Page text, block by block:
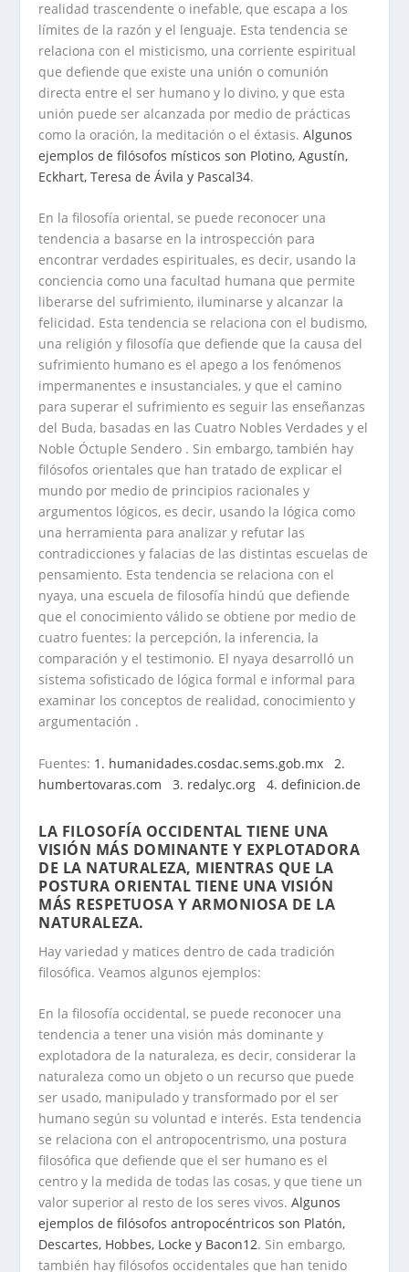
realidad trascendente o inefable, que escapa a los
límites de la razón y el lenguaje. Esta tendencia se
relaciona con el misticismo, una corriente espiritual
que defiende que existe una unión o comunión
directa entre el ser humano y lo divino, y que esta
unión puede ser alcanzada por medio de prácticas
como la oración, la meditación o el éxtasis.Algunos
ejemplos de filósofos místicos son Plotino, Agustín,
Eckhart, Teresa de Ávila y Pascal34.
En la filosofía oriental, se puede reconocer una
tendencia a basarse en la introspección para
encontrar verdades espirituales, es decir, usando la
conciencia como una facultad humana que permite
liberarse del sufrimiento, iluminarse y alcanzar la
felicidad. Esta tendencia se relaciona con el budismo,
una religión y filosofía que defiende que la causa del
sufrimiento humano es el apego a los fenómenos
impermanentes e insustanciales, y que el camino
para superar el sufrimiento es seguir las enseñanzas
del Buda, basadas en las Cuatro Nobles Verdades y el
Noble Óctuple Sendero . Sin embargo, también hay
filósofos orientales que han tratado de explicar el
mundo por medio de principios racionales y
argumentos lógicos, es decir, usando la lógica como
una herramienta para analizar y refutar las
contradicciones y falacias de las distintas escuelas de
pensamiento. Esta tendencia se relaciona con el
nyaya, una escuela de filosofía hindú que defiende
que el conocimiento válido se obtiene por medio de
cuatro fuentes: la percepción, la inferencia, la
comparación y el testimonio. El nyaya desarrolló un
sistema sofisticado de lógica formal e informal para
examinar los conceptos de realidad, conocimiento y
argumentación .
Fuentes: 1. humanidades.cosdac.sems.gob.mx 2.
humbertovaras.com3. redalyc.org4. definicion.de
LA FILOSOFÍA OCCIDENTAL TIENE UNA
VISIÓN MÁS DOMINANTE Y EXPLOTADORA
DE LA NATURALEZA, MIENTRAS QUE LA
POSTURA ORIENTAL TIENE UNA VISIÓN
MÁS RESPETUOSA Y ARMONIOSA DE LA
NATURALEZA.
Hay variedad y matices dentro de cada tradición
filosófica. Veamos algunos ejemplos:
En la filosofía occidental, se puede reconocer una
tendencia a tener una visión más dominante y
explotadora de la naturaleza, es decir, considerar la
naturaleza como un objeto o un recurso que puede
ser usado, manipulado y transformado por el ser
humano según su voluntad e interés. Esta tendencia
se relaciona con el antropocentrismo, una postura
filosófica que defiende que el ser humano es el
centro y la medida de todas las cosas, y que tiene un
valor superior al resto de los seres vivos.Algunos
ejemplos de filósofos antropocéntricos son Platón,
Descartes, Hobbes, Locke y Bacon12. Sin embargo,
también hay filósofos occidentales que han tenido